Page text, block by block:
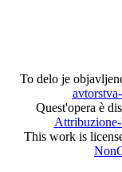
To delo je
Quest'opera è
This work is